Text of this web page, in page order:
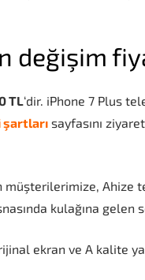
değişim
TL‘dir. iPhone 7 Plus
şartları sayfasını
müşterilerimize,
kulağına
ekran ve A kalite